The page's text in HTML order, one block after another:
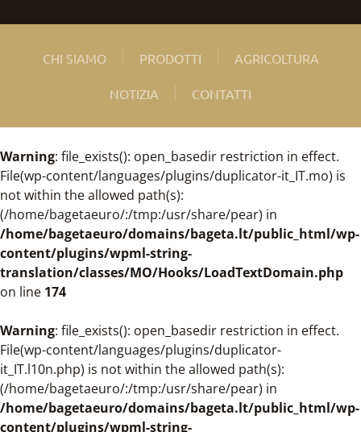
CHI SIAMO PRODOTTI AGRICOLTURA
NOTIZIA CONTATTI
Warning: file_exists(): open_basedir restriction in effect.
File(wp-content/languages/plugins/duplicator-it_IT.mo) is
not within the allowed path(s):
(/home/bagetaeuro/:/tmp:/usr/share/pear) in
/home/bagetaeuro/domains/bageta.lt/public_html/wp-
content/plugins/wpml-string-
translation/classes/MO/Hooks/LoadTextDomain.php
on line 174
Warning: file_exists(): open_basedir restriction in effect.
File(wp-content/languages/plugins/duplicator-
it_IT.l10n.php) is not within the allowed path(s):
(/home/bagetaeuro/:/tmp:/usr/share/pear) in
/home/bagetaeuro/domains/bageta.lt/public_html/wp-
content/plugins/wpml-string-